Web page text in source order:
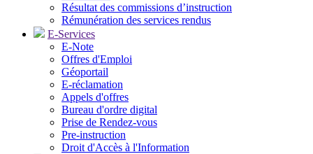
Résultat des commissions d’instruction
Rémunération des services rendus
E-Services
E-Note
Offres d'Emploi
Géoportail
E-réclamation
Appels d'offres
Bureau d'ordre digital
Prise de Rendez-vous
Pre-instruction
Droit d'Accès à l'Information